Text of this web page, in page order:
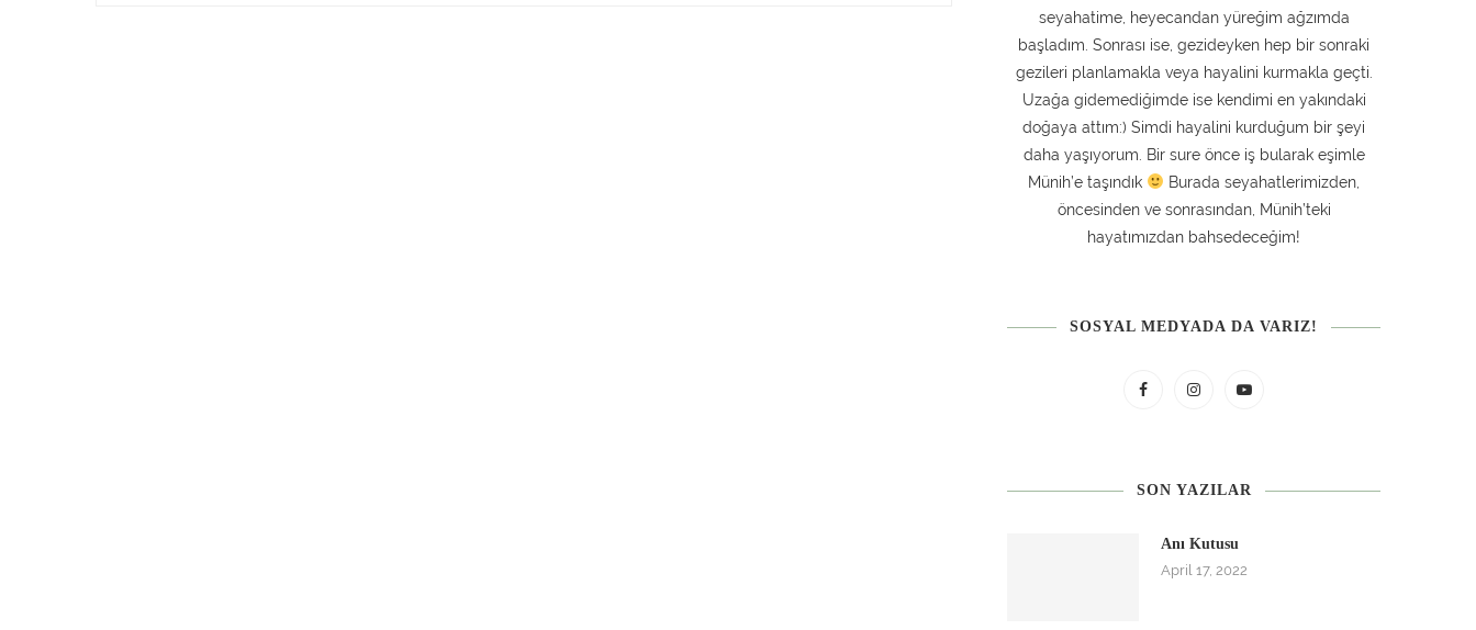
seyahatime, heyecandan yüreğim ağzımda
başladım. Sonrası ise, gezideyken hep bir sonraki
gezileri planlamakla veya hayalini kurmakla geçti.
Uzağa gidemediğimde ise kendimi en yakındaki
doğaya attım:) Simdi hayalini kurduğum bir şeyi
daha yaşıyorum. Bir sure önce iş bularak eşimle
Münih’e taşındık
Burada seyahatlerimizden,
öncesinden ve sonrasından, Münih’teki
hayatımızdan bahsedeceğim!
SOSYAL MEDYADA DA VARIZ!
SON YAZILAR
Anı Kutusu
April 17, 2022